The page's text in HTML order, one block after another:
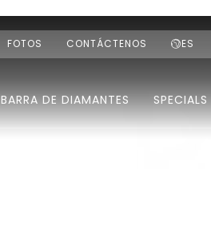
FOTOS CONTÁCTENOS ES
BARRA DE DIAMANTES